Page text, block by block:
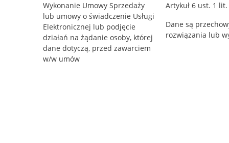
Wykonanie Umowy Sprzedaży
lub umowy o świadczenie Usługi
Elektronicznej lub podjęcie
działań na żądanie osoby, której
dane dotyczą, przed zawarciem
w/w umów
Artykuł 6 ust. 1
Dane są
rozwiązania lub